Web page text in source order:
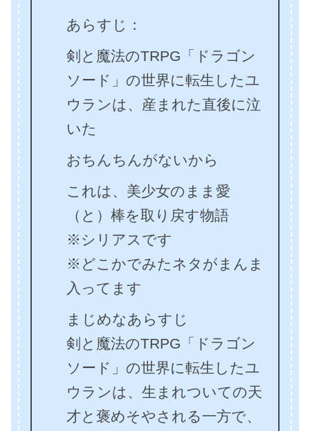
あらすじ：
剣と魔法のTRPG「ドラゴン
ソード」の世界に転生したユ
ウランは、産まれた直後に泣
いた
おちんちんがないから
これは、美少女のまま愛
（と）棒を取り戻す物語
※シリアスです
※どこかでみたネタがまんま
入ってます
まじめなあらすじ
剣と魔法のTRPG「ドラゴン
ソード」の世界に転生したユ
ウランは、生まれついての天
才と褒めそやされる一方で、